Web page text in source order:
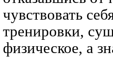
чувствовать
тренировки,
физическое, а